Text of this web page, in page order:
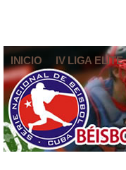
INICIO IV LIGA ELITE